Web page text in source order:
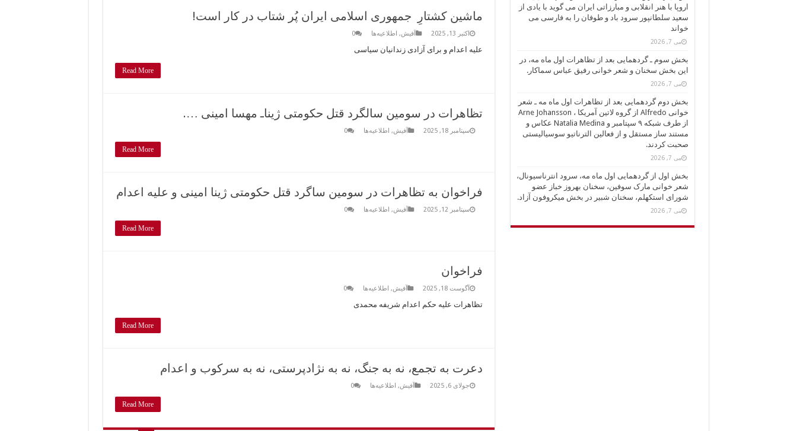
ماشین کشتارِ جمهوری اسلامی ایران پُر شتاب در کار است!
اکتبر 13, 2025 آفیش, اطلاعیه‌ها 0
علیه اعدام و برای آزادی زندانیان سیاسی
Read More
تظاهرات در سومین سالگرد قتل حکومتی ژیناـ مهسا امینی ….
سپتامبر 18, 2025 آفیش, اطلاعیه‌ها 0
Read More
فراخوان به تظاهرات در سومین ساگرد قتل حکومتی ژینا امینی و علیه اعدام
سپتامبر 12, 2025 آفیش, اطلاعیه‌ها 0
Read More
فراخوان
آگوست 18, 2025 آفیش, اطلاعیه‌ها 0
تظاهرات علیه حکم اعدام شریفه محمدی
Read More
دعرت به تجمع، نه به جنگ، نه به نژادپرستی، نه به سرکوب و اعدام
جولای 6, 2025 آفیش, اطلاعیه‌ها 0
Read More
اروپا با هنر انقلابی و مبارزاتی ایران می گوید با یادی از
سعید سلطانپور سرود باد و طوفان را به فارسی می
خواند
می 7, 2026
بخش سوم ـ گردهمايی بعد از تظاهرات اول ماه مه، در
این بخش سخنان و شعر خوانی رفیق عباس سماکار.
می 7, 2026
بخش دوم گردهمايی بعد از تظاهرات اول ماه مه ـ شعر
خوانی Alfredo از گروه لاتین آمریکا ، Arne Johansson
از طرف شبکه ۹ سپتامبر و Natalia Medina عکاس و
مستند ساز مستقل و از فعالین الترناتیو سوسیالیستی
صحبت کردند.
می 7, 2026
بخش اول از گردهمایی اول ماه مه، سرود انترناسیونال،
شعر خوانی مارک سوفین، سخنان بهروز خباز عضو
شورای استکهلم، سخنان شبیر در بخش میکروفون آزاد.
می 7, 2026